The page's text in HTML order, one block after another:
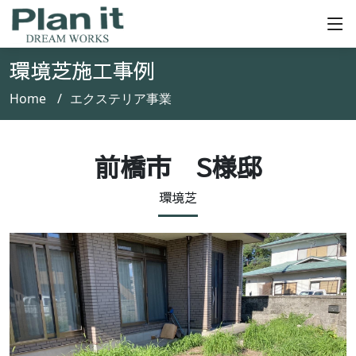
環境芝施工事例
Home エクステリア事業
前橋市 S様邸
環境芝